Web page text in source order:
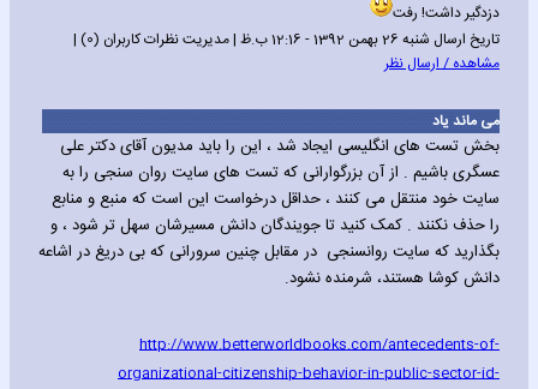
دزدگیر داشت! رفت
تاریخ ارسال شنبه 26 بهمن 1392 - 12:16 ب.ظ | مدیریت نظرات کاربران (0) |
مشاهده / ارسال نظر
می ماند یاد
بخش تست های انگلیسی ایجاد شد ، این را باید مدیون آقای دکتر علی
عسگری باشیم . از آن بزرگوارانی که تست های سایت روان سنجی را به
سایت خود منتقل می کنند ، حداقل درخواست این است که منبع و منابع
را حذف نکنند . کمک کنید تا جویندگان دانش مسیرشان سهل تر شود ، و
بگذارید که سایت روانسنجی در مقابل چنین سرورانی که بی دریغ در اشاعه
دانش کوشا هستند، شرمنده نشود.
http://www.betterworldbooks.com/antecedents-of-
organizational-citizenship-behavior-in-public-sector-id-